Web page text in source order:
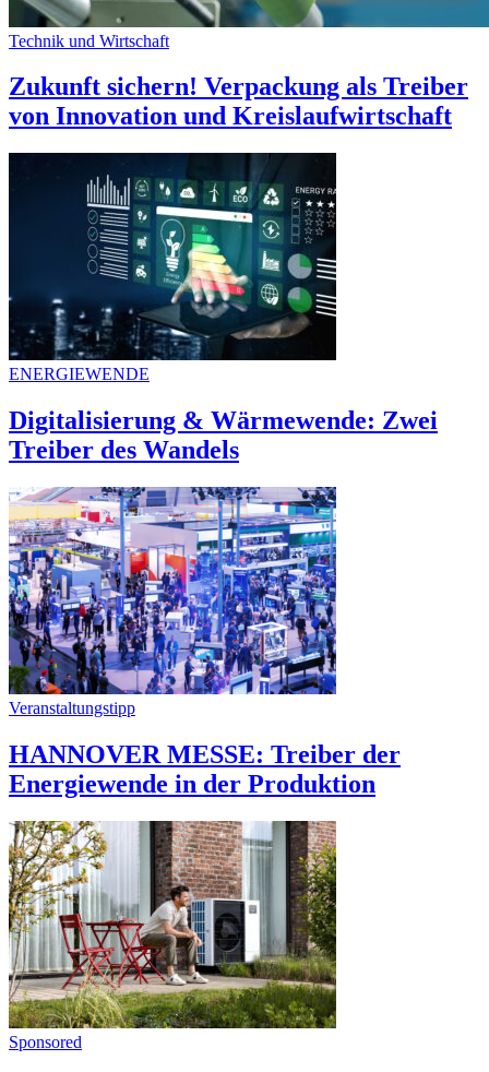
Technik und Wirtschaft
Zukunft sichern! Verpackung als Treiber
von Innovation und Kreislaufwirtschaft
ENERGIEWENDE
Digitalisierung & Wärmewende: Zwei
Treiber des Wandels
Veranstaltungstipp
HANNOVER MESSE: Treiber der
Energiewende in der Produktion
Sponsored